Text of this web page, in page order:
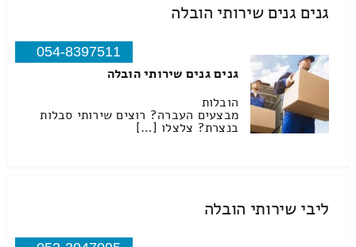
גנים גנים שירותי הובלה
054-8397511
גנים גנים שירותי הובלה
הובלות
מבצעים העברה? רוצים שירותי סבלות
בנצרת? צלצלו […]
ליבי שירותי הובלה